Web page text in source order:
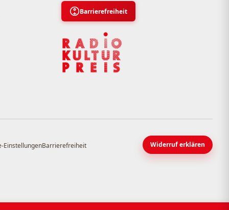
Barrierefreiheit
EinstellungenBarrierefreiheit Widerruf erklären